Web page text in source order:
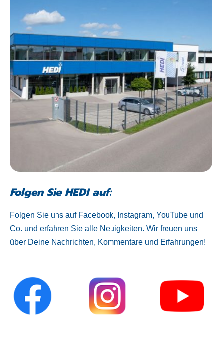
Folgen Sie HEDI auf:
Folgen Sie uns auf Facebook, Instagram, YouTube und
Co. und erfahren Sie alle Neuigkeiten. Wir freuen uns
über Deine Nachrichten, Kommentare und Erfahrungen!